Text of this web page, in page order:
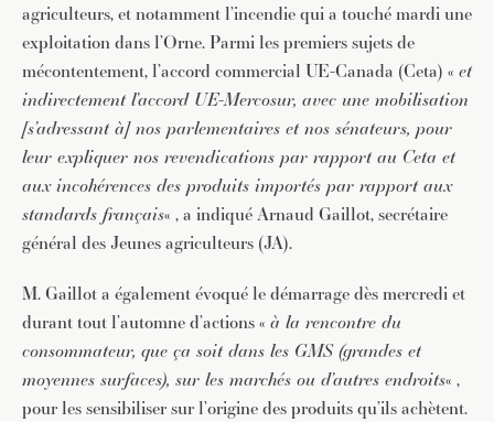
agriculteurs, et notamment l’incendie qui a touché mardi une
exploitation dans l’Orne. Parmi les premiers sujets de
mécontentement, l’accord commercial UE-Canada (Ceta) « et
indirectement l’accord UE-Mercosur, avec une mobilisation
[s’adressant à] nos parlementaires et nos sénateurs, pour
leur expliquer nos revendications par rapport au Ceta et
aux incohérences des produits importés par rapport aux
standards français« , a indiqué Arnaud Gaillot, secrétaire
général des Jeunes agriculteurs (JA).
M. Gaillot a également évoqué le démarrage dès mercredi et
durant tout l’automne d’actions « à la rencontre du
consommateur, que ça soit dans les GMS (grandes et
moyennes surfaces), sur les marchés ou d’autres endroits« ,
pour les sensibiliser sur l’origine des produits qu’ils achètent.